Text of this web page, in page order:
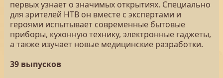
первых узнает о значимых открытиях. Специально
для зрителей НТВ он вместе с экспертами и
героями испытывает современные бытовые
приборы, кухонную технику, электронные гаджеты,
а также изучает новые медицинские разработки.
39 выпусков